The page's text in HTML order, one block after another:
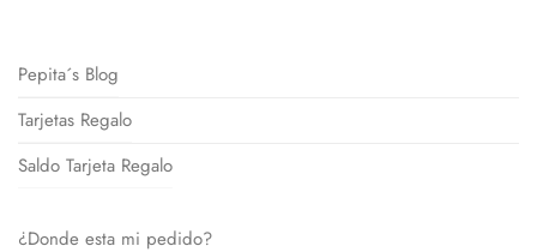
Pepita´s Blog
Tarjetas Regalo
Saldo Tarjeta Regalo
¿Donde esta mi pedido?